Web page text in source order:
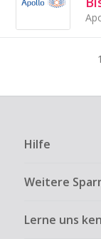
Hilfe
Weitere
Lerne uns